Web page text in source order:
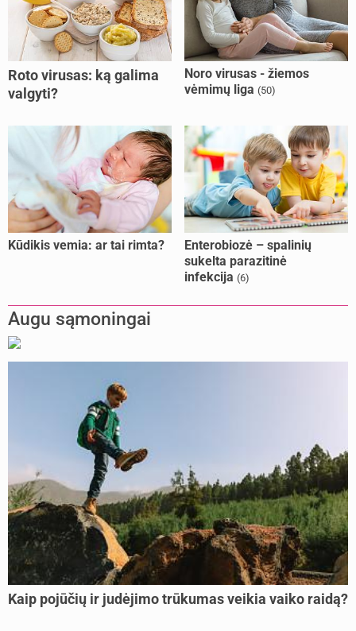
Roto virusas: ką galima
valgyti?
Noro virusas - žiemos
vėmimų liga (50)
Kūdikis vemia: ar tai rimta?
Enterobiozė – spalinių
sukelta parazitinė
infekcija (6)
Augu sąmoningai
Kaip pojūčių ir judėjimo trūkumas veikia vaiko raidą?